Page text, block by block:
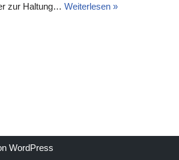
zur Haltung… Weiterlesen »
WordPress